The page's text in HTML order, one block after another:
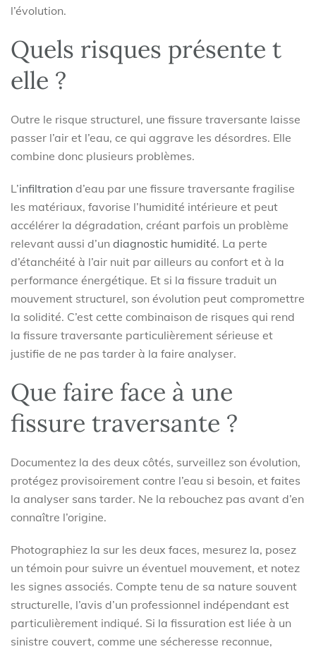
l’évolution.
Quels risques présente t
elle ?
Outre le risque structurel, une fissure traversante laisse
passer l’air et l’eau, ce qui aggrave les désordres. Elle
combine donc plusieurs problèmes.
L’infiltration d’eau par une fissure traversante fragilise
les matériaux, favorise l’humidité intérieure et peut
accélérer la dégradation, créant parfois un problème
relevant aussi d’un diagnostic humidité. La perte
d’étanchéité à l’air nuit par ailleurs au confort et à la
performance énergétique. Et si la fissure traduit un
mouvement structurel, son évolution peut compromettre
la solidité. C’est cette combinaison de risques qui rend
la fissure traversante particulièrement sérieuse et
justifie de ne pas tarder à la faire analyser.
Que faire face à une
fissure traversante ?
Documentez la des deux côtés, surveillez son évolution,
protégez provisoirement contre l’eau si besoin, et faites
la analyser sans tarder. Ne la rebouchez pas avant d’en
connaître l’origine.
Photographiez la sur les deux faces, mesurez la, posez
un témoin pour suivre un éventuel mouvement, et notez
les signes associés. Compte tenu de sa nature souvent
structurelle, l’avis d’un professionnel indépendant est
particulièrement indiqué. Si la fissuration est liée à un
sinistre couvert, comme une sécheresse reconnue,